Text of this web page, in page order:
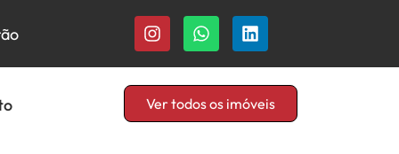
Ver todos os imóveis